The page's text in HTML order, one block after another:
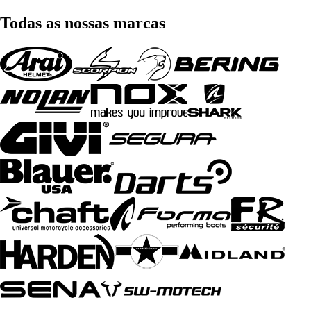
Todas as nossas marcas